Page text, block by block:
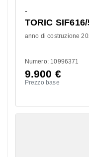
-
TORIC
anno di costruzione
Numero: 10996371
9.900 €
Prezzo base